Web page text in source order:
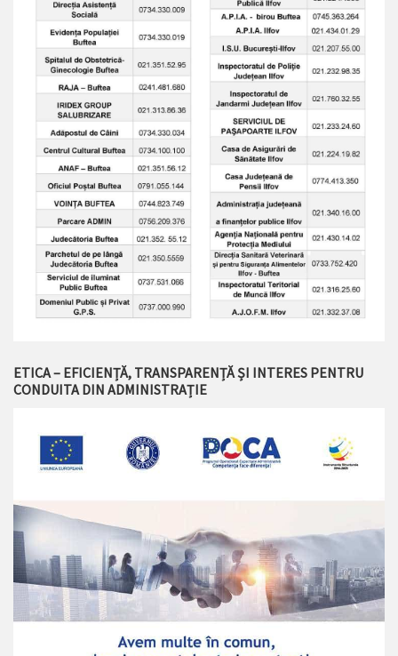
ETICA – EFICIENȚĂ, TRANSPARENȚĂ ȘI INTERES PENTRU
CONDUITA DIN ADMINISTRAȚIE